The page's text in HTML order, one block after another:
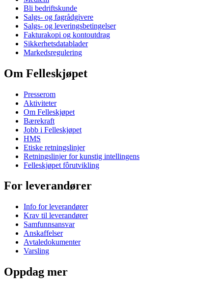
Bli bedriftskunde
Salgs- og fagrådgivere
Salgs- og leveringsbetingelser
Fakturakopi og kontoutdrag
Sikkerhetsdatablader
Markedsregulering
Om Felleskjøpet
Presserom
Aktiviteter
Om Felleskjøpet
Bærekraft
Jobb i Felleskjøpet
HMS
Etiske retningslinjer
Retningslinjer for kunstig intellingens
Felleskjøpet fôrutvikling
For leverandører
Info for leverandører
Krav til leverandører
Samfunnsansvar
Anskaffelser
Avtaledokumenter
Varsling
Oppdag mer